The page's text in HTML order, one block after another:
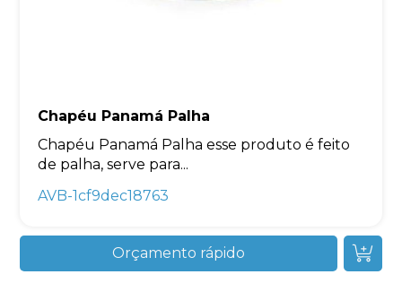
Chapéu Panamá Palha
Chapéu Panamá Palha esse produto é feito
de palha, serve para...
AVB-1cf9dec18763
Orçamento rápido